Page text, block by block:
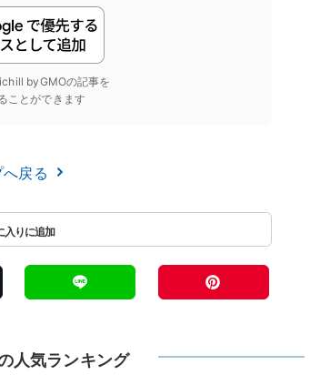
byGMOの記事を
ことができます
へ戻る
人気ランキング